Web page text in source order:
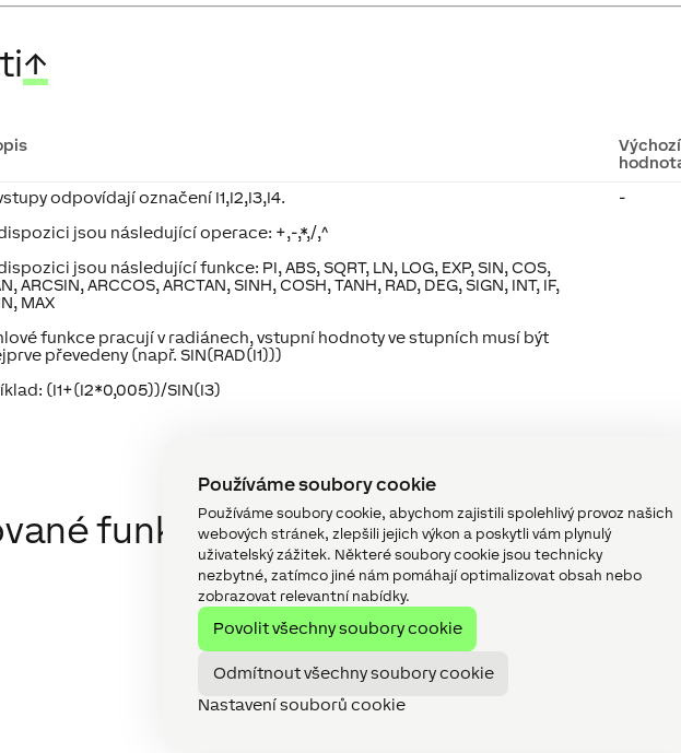
Používáme soubory cookie
Používáme soubory cookie, abychom zajistili spolehlivý provoz našich
webových stránek, zlepšili jejich výkon a poskytli vám plynulý
uživatelský zážitek. Některé soubory cookie jsou technicky
nezbytné, zatímco jiné nám pomáhají optimalizovat obsah nebo
zobrazovat relevantní nabídky.
Povolit všechny soubory cookie
Odmítnout všechny soubory cookie
Nastavení souborů cookie
↑
Výchozí
odpovídají označení I1,I2,I3,I4.
jsou následující operace: +,-,*,/,^
jsou následující funkce: PI, ABS, SQRT, LN, LOG, EXP, SIN, COS,
ARCSIN, ARCCOS, ARCTAN, SINH, COSH, TANH, RAD, DEG, SIGN, INT, IF,
MAX
funkce pracují v radiánech, vstupní hodnoty ve stupních musí být
převedeny (např. SIN(RAD(I1)))
(I1+(I2*0,005))/SIN(I3)
-
funkce↑